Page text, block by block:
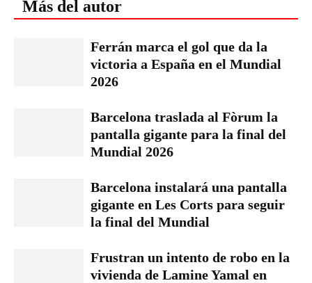
Más del autor
Ferrán marca el gol que da la
victoria a España en el Mundial
2026
Barcelona traslada al Fòrum la
pantalla gigante para la final del
Mundial 2026
Barcelona instalará una pantalla
gigante en Les Corts para seguir
la final del Mundial
Frustran un intento de robo en la
vivienda de Lamine Yamal en